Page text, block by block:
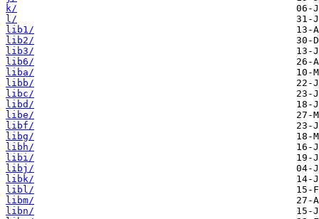
k/
l/
lib1/
lib2/
lib3/
lib6/
liba/
libb/
libc/
libd/
libe/
libf/
libg/
libh/
libi/
libj/
libk/
libl/
libm/
libn/